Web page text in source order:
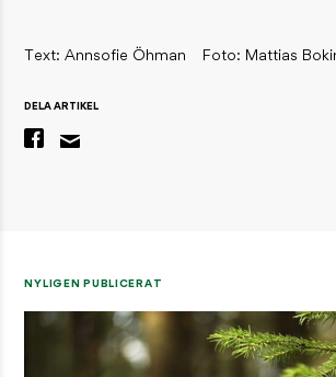
Text: Annsofie Öhman Foto: Mattias
DELA ARTIKEL
NYLIGEN PUBLICERAT